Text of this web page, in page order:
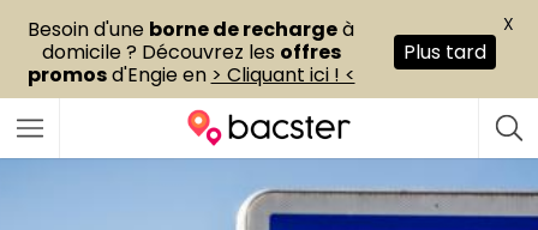
Besoin d'une borne de rechargeà
domicile ? Découvrez les offres
promosd'Engie en > Cliquant ici ! <
Plus tard
X